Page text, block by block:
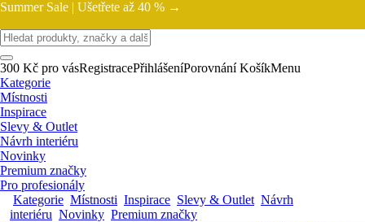
Summer Sale | Ušetřete až 40 % →
300 Kč pro vásRegistracePřihlášeníPorovnání KošíkMenu
Kategorie
Místnosti
Inspirace
Slevy & Outlet
Návrh interiéru
Novinky
Premium značky
Pro profesionály
Kategorie Místnosti Inspirace Slevy & Outlet Návrh
interiéru Novinky Premium značky